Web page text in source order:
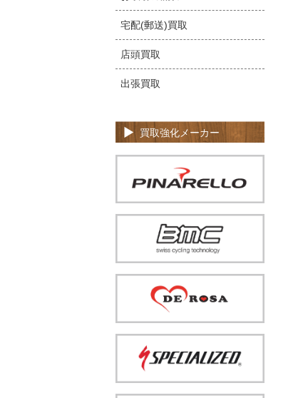
宅配(郵送)買取
店頭買取
出張買取
買取強化メーカー